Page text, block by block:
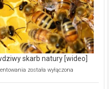
na
modernizację
oczyszczalni
ścieków
[wideo]
skarb natury [wideo]
Ekologiczne
została wyłączona